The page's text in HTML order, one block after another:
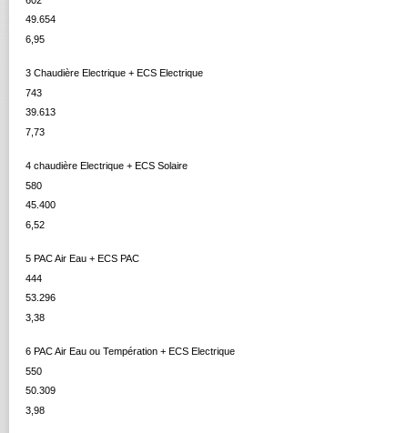
49.654
6,95
3 Chaudière Electrique + ECS Electrique
743
39.613
7,73
4 chaudière Electrique + ECS Solaire
580
45.400
6,52
5 PAC Air Eau + ECS PAC
444
53.296
3,38
6 PAC Air Eau ou Températion + ECS Electrique
550
50.309
3,98